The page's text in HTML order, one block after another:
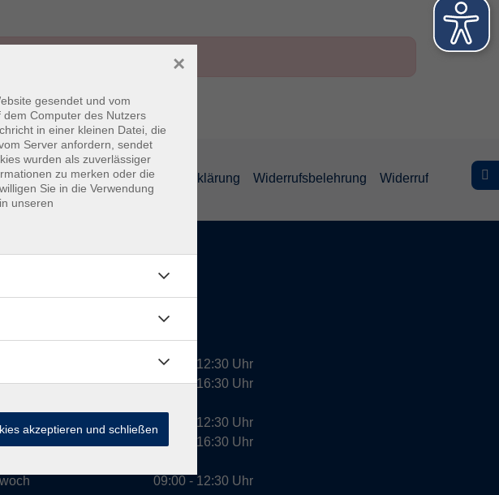
Barrierefreiheitserklärung Widerrufsbelehrung Widerruf
09:00 - 12:30 Uhr
13:00 - 16:30 Uhr
10:00 - 12:30 Uhr
13:00 - 16:30 Uhr
09:00 - 12:30 Uhr
gesendet und vom
Computer des Nutzers
in einer kleinen Datei, die
Server anfordern, sendet
wurden als zuverlässiger
zu merken oder die
Sie in die Verwendung
unseren
×
akzeptieren und schließen